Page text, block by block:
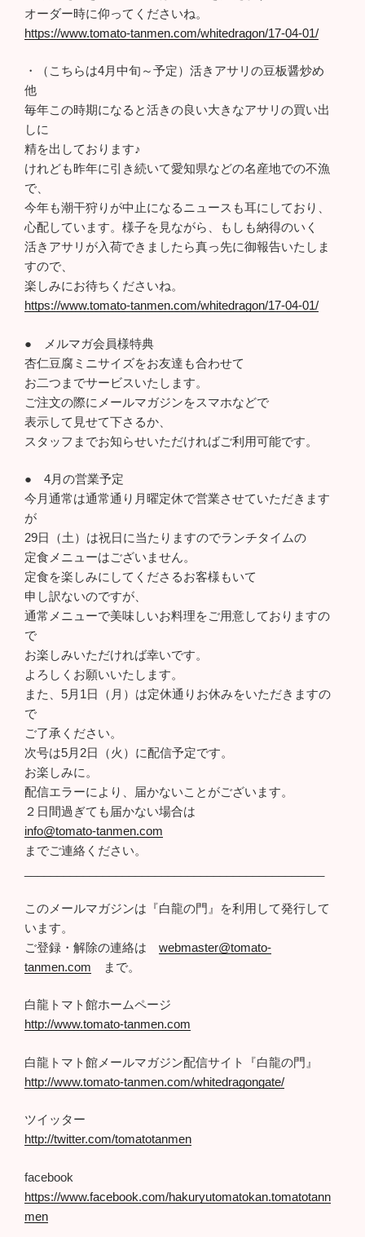
オーダー時に仰ってくださいね。
https://www.tomato-tanmen.com/whitedragon/17-04-01/
・（こちらは4月中旬～予定）活きアサリの豆板醤炒め
他
毎年この時期になると活きの良い大きなアサリの買い出
しに
精を出しております♪
けれども昨年に引き続いて愛知県などの名産地での不漁
で、
今年も潮干狩りが中止になるニュースも耳にしており、
心配しています。様子を見ながら、もしも納得のいく
活きアサリが入荷できましたら真っ先に御報告いたしま
すので、
楽しみにお待ちくださいね。
https://www.tomato-tanmen.com/whitedragon/17-04-01/
● メルマガ会員様特典
杏仁豆腐ミニサイズをお友達も合わせて
お二つまでサービスいたします。
ご注文の際にメールマガジンをスマホなどで
表示して見せて下さるか、
スタッフまでお知らせいただければご利用可能です。
● 4月の営業予定
今月通常は通常通り月曜定休で営業させていただきます
が
29日（土）は祝日に当たりますのでランチタイムの
定食メニューはございません。
定食を楽しみにしてくださるお客様もいて
申し訳ないのですが、
通常メニューで美味しいお料理をご用意しておりますの
で
お楽しみいただければ幸いです。
よろしくお願いいたします。
また、5月1日（月）は定休通りお休みをいただきますの
で
ご了承ください。
次号は5月2日（火）に配信予定です。
お楽しみに。
配信エラーにより、届かないことがございます。
２日間過ぎても届かない場合は
info@tomato-tanmen.com
までご連絡ください。
このメールマガジンは『白龍の門』を利用して発行して
います。
ご登録・解除の連絡は webmaster@tomato-
tanmen.com まで。
白龍トマト館ホームページ
http://www.tomato-tanmen.com
白龍トマト館メールマガジン配信サイト『白龍の門』
http://www.tomato-tanmen.com/whitedragongate/
ツイッター
http://twitter.com/tomatotanmen
facebook
https://www.facebook.com/hakuryutomatokan.tomatotann
men